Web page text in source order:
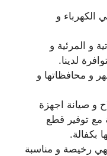
الكهرباء و
و المرئية و
لدينا.
و محافظاتها و
و صيانة اجهزة
مع توفير قطع
بكفالة.
رخيصة و مناسبة